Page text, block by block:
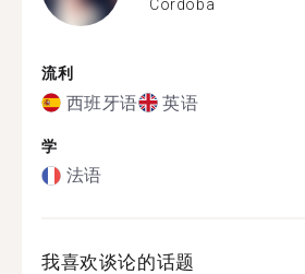
Córdoba
流利
西班牙语 英语
学
法语
我喜欢谈论的话题